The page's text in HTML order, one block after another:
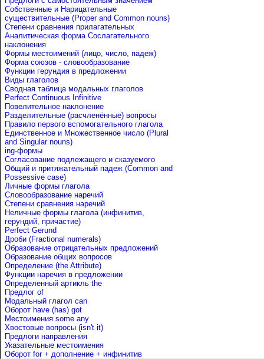
Собственные и Нарицательные
cуществительные (Proper and Common nouns)
Степени сравнения прилагательных
Аналитическая форма Сослагательного
наклонения
Формы местоимений (лицо, число, падеж)
Форма союзов - словообразование
Функции герундия в предложении
Виды глаголов
Сводная таблица модальных глаголов
Perfect Continuous Infinitive
Повелительное наклонение
Разделительные (расчленённые) вопросы
Правило первого вспомогательного глагола
Единственное и Множественное число (Plural
and Singular nouns)
ing-формы
Согласование подлежащего и сказуемого
Общий и притяжательный падеж (Common and
Possessive case)
Личные формы глагола
Словообразование наречий
Степени сравнения наречий
Неличные формы глагола (инфинитив,
герундий, причастие)
Perfect Gerund
Дроби (Fractional numerals)
Образование отрицательных предложений
Образование общих вопросов
Определение (the Attribute)
Функции наречия в предложении
Определенный артикль the
Предлог of
Mодальный глагол can
Оборот have (has) got
Местоимения some any
Хвостовые вопросы (isn't it)
Предлоги направления
Указательные местоимения
Оборот for + дополнение + инфинитив